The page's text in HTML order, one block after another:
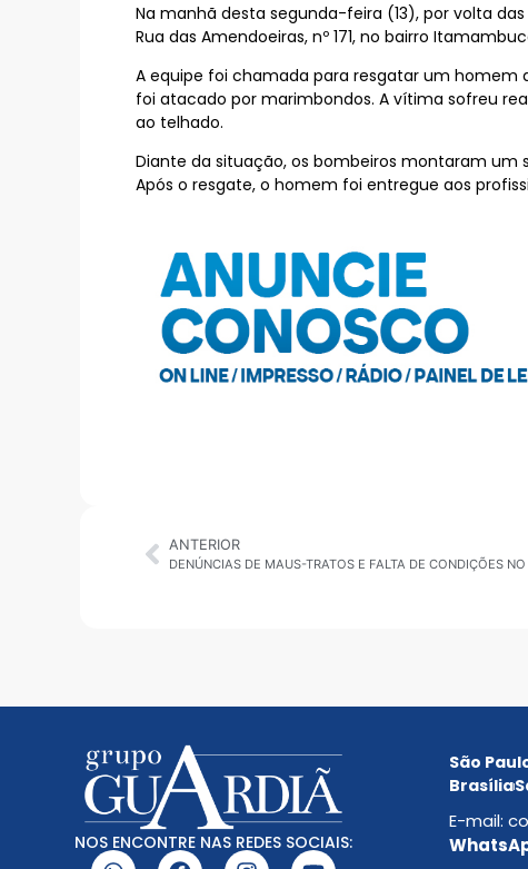
Na manhã desta segunda-feira (13), por volta
Rua das Amendoeiras, nº 171, no bairro
A equipe foi chamada para resgatar um
foi atacado por marimbondos. A vítima sofreu
ao telhado.
Diante da situação, os bombeiros montaram um
Após o resgate, o homem foi entregue aos
ANTERIOR
NOS ENCONTRE NAS REDES SOCIAIS:
São
Brasília
E-mail: